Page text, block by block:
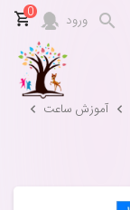
ورود 0
آموزش ساعت